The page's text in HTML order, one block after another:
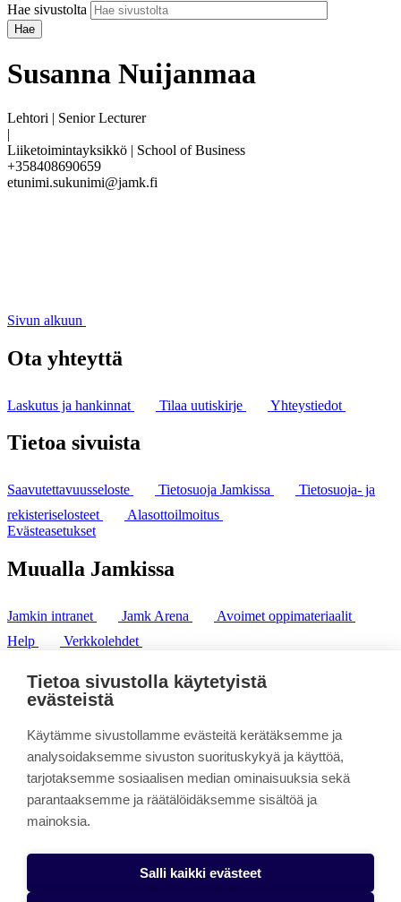
Hae sivustolta
Susanna Nuijanmaa
Lehtori | Senior Lecturer
|
Liiketoimintayksikkö | School of Business
+358408690659
etunimi.sukunimi@jamk.fi
Sivun alkuun
Ota yhteyttä
Laskutus ja hankinnat Tilaa uutiskirje Yhteystiedot
Tietoa sivuista
Saavutettavuusseloste Tietosuoja Jamkissa
Tietosuoja- ja
rekisteriselosteet
Alasottoilmoitus
Evästeasetukset
Muualla Jamkissa
Jamkin intranet Jamk Arena
Avoimet oppimateriaalit
Help
Verkkolehdet
puh. +358 20 743 8100
fax. +358 14 449 9694
Tietoa sivustolla käytetyistä
evästeistä
Käytämme sivustollamme evästeitä kerätäksemme ja
analysoidaksemme sivuston suorituskykyä ja käyttöä,
tarjotaksemme sosiaalisen median ominaisuuksia sekä
parantaaksemme ja räätälöidäksemme sisältöä ja
mainoksia.
Salli kaikki evästeet